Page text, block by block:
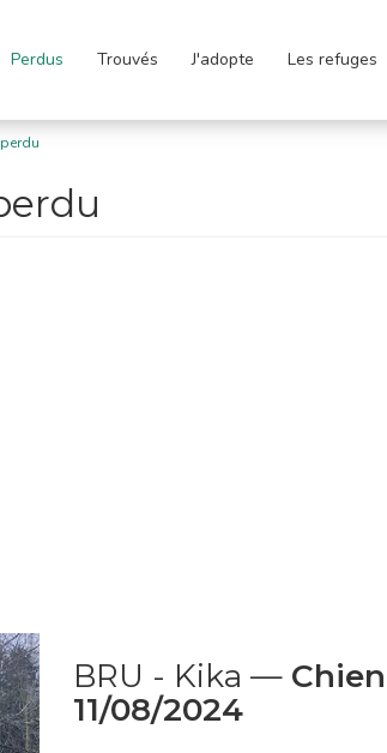
Perdus Trouvés J'adopte Les refuges
BRU - Kika —
11/08/2024